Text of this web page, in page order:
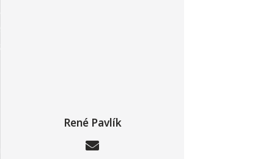
René Pavlík